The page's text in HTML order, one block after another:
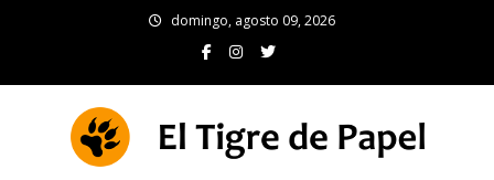
domingo, agosto 09, 2026